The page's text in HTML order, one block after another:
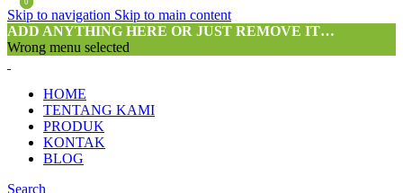
Skip to navigation Skip to main content
ADD ANYTHING HERE OR JUST REMOVE IT…
Wrong menu selected
HOME
TENTANG KAMI
PRODUK
KONTAK
BLOG
Search
0
0